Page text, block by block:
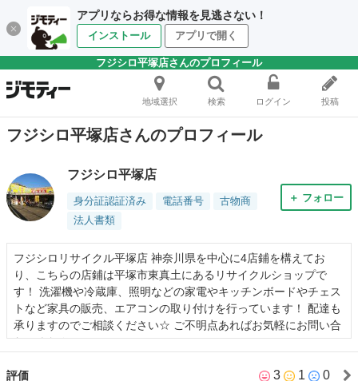
アプリならお得な情報を見逃さない！
インストール アプリで開く
フジシロ平塚店さんのプロフィール
地域選択 検索 ログイン 投稿
フジシロ平塚店さんのプロフィール
フジシロ平塚店
身分証認証済み 電話番号
古物商
法人書類
＋ フォロー
フジシロリサイクル平塚店 神奈川県を中心に4店鋪を構えてお
り、こちらの店鋪は平塚市東真土にあるリサイクルショップで
す！ 洗濯機や冷蔵庫、照明などの家電やキッチンボードやチェス
トなど家具の販売、エアコンの取り付けを行っています！ 配達も
承りますのでご相談ください☆ ご不明点あればお気軽にお問い合
わせください☺
評価 3 1 0